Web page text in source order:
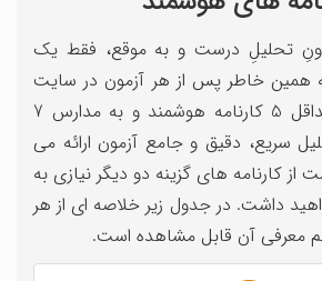
تحلیلِ درست و به موقع، فقط یک
همین خاطر پس از هر آزمون در سایت
گزینه دو به شما حداقل 5 کارنامه هوشمند و به مدارس 7
سریع، دقیق و جامع آزمون ارائه می
از کارنامه های گزینه دو دیگر نیازی به
داشت. در جدول زیر خلاصه ای از هر
معرفی آن قابل مشاهده است.